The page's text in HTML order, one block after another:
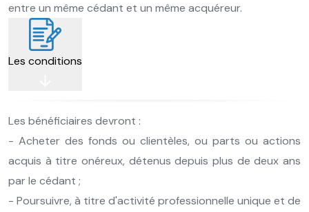
entre un même cédant et un même acquéreur.
Les conditions
Les bénéficiaires devront :
- Acheter des fonds ou clientèles, ou parts ou actions
acquis à titre onéreux, détenus depuis plus de deux ans
par le cédant ;
- Poursuivre, à titre d'activité professionnelle unique et de